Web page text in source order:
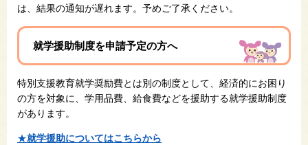
は、結果の通知が遅れます。予めご了承ください。
就学援助制度を申請予定の方へ
特別支援教育就学奨励費とは別の制度として、経済的にお困り
の方を対象に、学用品費、給食費などを援助する就学援助制度
があります。
★就学援助についてはこちらから